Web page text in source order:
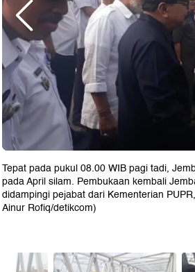
Tepat pada pukul 08.00 WIB pagi tadi,
pada April silam. Pembukaan kembali
didampingi pejabat dari Kementerian
Ainur Rofiq/detikcom)